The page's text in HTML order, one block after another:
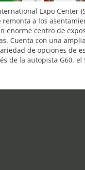
Expo Center
a los
enorme centro de
Cuenta con una
de opciones de
de la autopista G60,